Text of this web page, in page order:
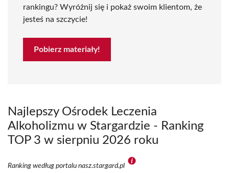
rankingu? Wyróżnij się i pokaż swoim klientom, że
jesteś na szczycie!
Pobierz materiały!
Najlepszy Ośrodek Leczenia
Alkoholizmu w Stargardzie - Ranking
TOP 3 w sierpniu 2026 roku
Ranking według portalu nasz.stargard.pl